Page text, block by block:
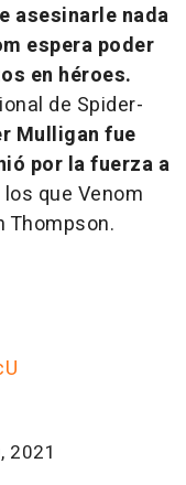
asesinarle nada
espera poder
en héroes.
de Spider-
Mulligan fue
por la fuerza a
que Venom
Thompson.
2021